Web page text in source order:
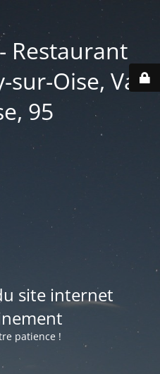
Restaurant
sur-Oise, Val
95
site internet
patience !